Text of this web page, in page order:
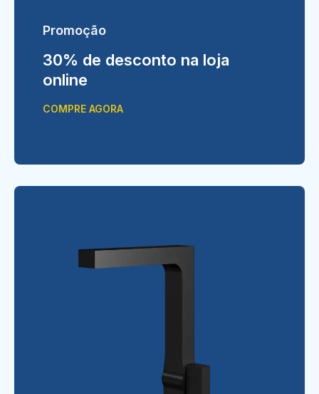
Promoção
30% de desconto na loja
online
COMPRE AGORA